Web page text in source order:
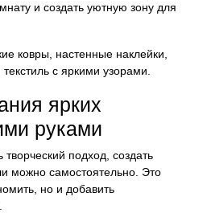
и создать уютную зону для
ковры, настенные наклейки,
с яркими узорами.
ярких
руками
подход, создать
можно самостоятельно. Это
но и добавить